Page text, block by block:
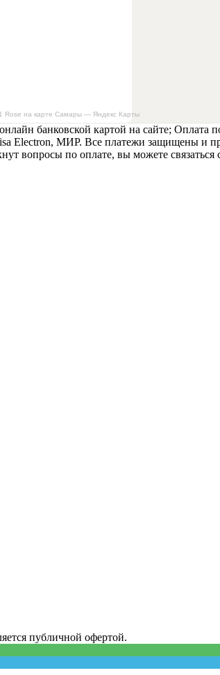
Rose на карте Самары — Яндекс Карты
банковской картой на сайте;
Electron, МИР. Все платежи защищены и
вопросы по оплате, вы можете
публичной офертой.